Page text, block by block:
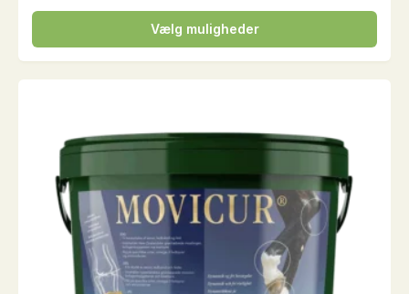
Vælg muligheder
Dette
vare
har
Mulighederne
vælges
varesiden